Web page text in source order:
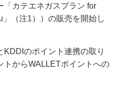
「カテエネガスプラン for
（注1））の販売を開始し
KDDIのポイント連携の取り
トからWALLETポイントへの